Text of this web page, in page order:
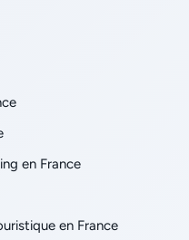
en France
en France